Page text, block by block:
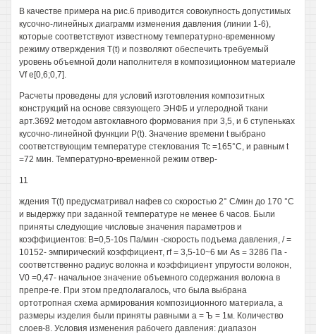
В качестве примера на рис.6 приводится совокупность допустимых
кусочно-линейных диаграмм изменения давления (линии 1-6),
которые соответствуют известному температурно-временному
режиму отверждения T(t) и позволяют обеспечить требуемый
уровень объемной доли наполнителя в композиционном материале
Vf е[0,6;0,7].
Расчеты проведены для условий изготовления композитных
конструкций на основе связующего ЭНФБ и углеродной ткани
арт.3692 методом автоклавного формования при 3,5, и 6 ступеньках
кусочно-линейной функции P(t). Значение времени t выбрано
соответствующим температуре стеклования Тс =165°С, и равным t
=72 мин. Температурно-временной режим отвер-
11
ждения T(t) предусматривал нафев со скоростью 2° С/мин до 170 °С
и выдержку при заданной температуре не менее 6 часов. Были
приняты следующие числовые значения параметров и
коэффициентов: В=0,5-10s Па/мин -скорость подъема давления, / =
10152- эмпирический коэффициент, rf = 3,5-10~6 ми As = 3286 Па -
соответственно радиус волокна и коэффициент упругости волокон,
V0 =0,47- начальное значение объемного содержания волокна в
препре-ге. При этом предполагалось, что была выбрана
ортотропная схема армирования композиционного материала, а
размеры изделия были приняты равными а = Ъ = 1м. Количество
слоев-8. Условия изменения рабочего давления: диапазон